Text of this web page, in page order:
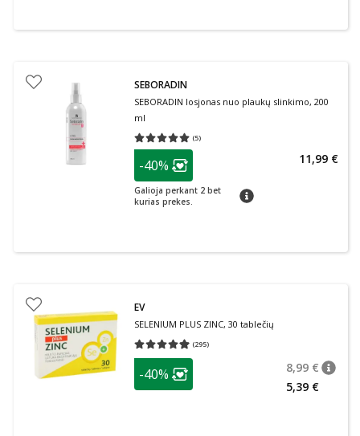
SEBORADIN
SEBORADIN losjonas nuo plaukų slinkimo, 200
ml
(5)
Vidutinis įvertinimas 5.00
patarimas
Lojalumo klubo narių nuolaida
-40%
Galioja perkant 2 bet
kurias prekes.
patarimas
11,99 €
EV
SELENIUM PLUS ZINC, 30 tablečių
(295)
Vidutinis įvertinimas 4.92
patarimas
Lojalumo klubo narių nuolaida
-40% 8,99 €
5,39 €